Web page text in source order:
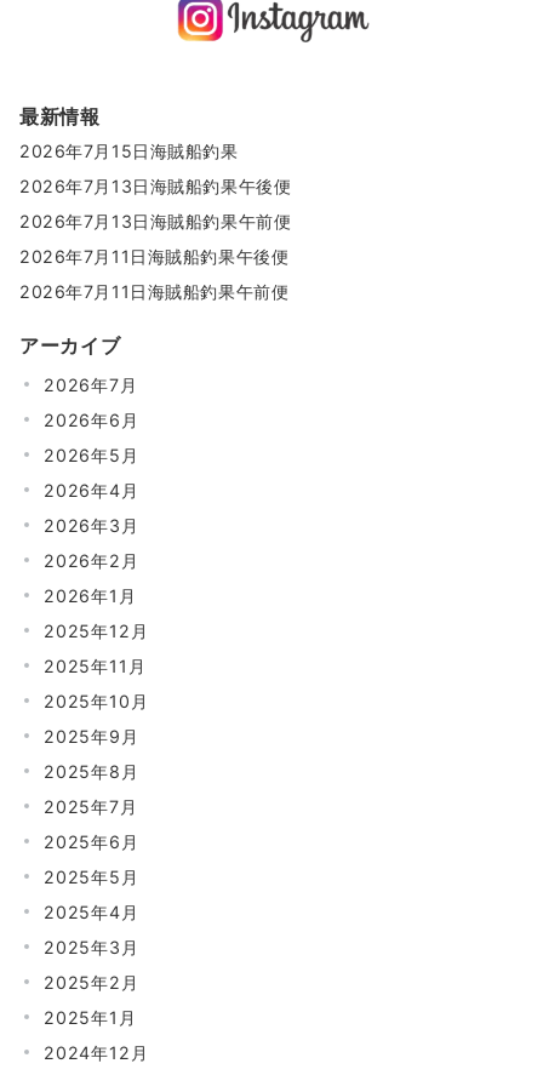
最新情報
2026年7月15日海賊船釣果
2026年7月13日海賊船釣果午後便
2026年7月13日海賊船釣果午前便
2026年7月11日海賊船釣果午後便
2026年7月11日海賊船釣果午前便
アーカイブ
2026年7月
2026年6月
2026年5月
2026年4月
2026年3月
2026年2月
2026年1月
2025年12月
2025年11月
2025年10月
2025年9月
2025年8月
2025年7月
2025年6月
2025年5月
2025年4月
2025年3月
2025年2月
2025年1月
2024年12月